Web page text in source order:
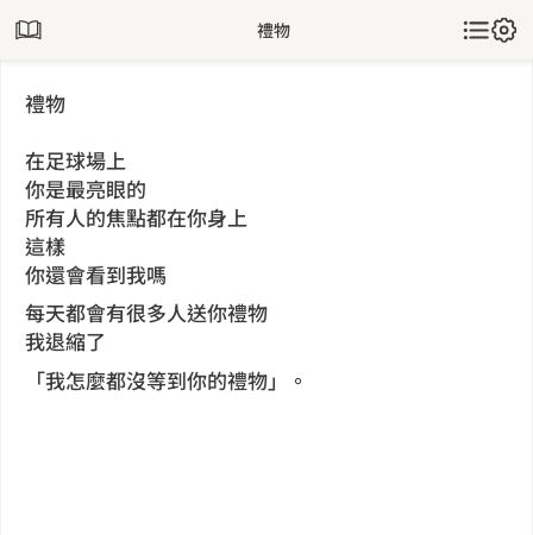
禮物
禮物
在足球場上
你是最亮眼的
所有人的焦點都在你身上
這樣
你還會看到我嗎
每天都會有很多人送你禮物
我退縮了
「我怎麼都沒等到你的禮物」。